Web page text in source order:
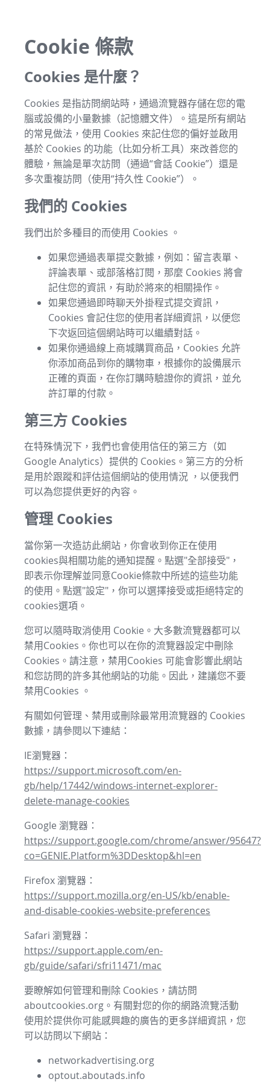
Cookie 條款
Cookies 是什麼？
Cookies 是指訪問網站時，通過流覽器存儲在您的電
腦或設備的小量數據（記憶體文件）。這是所有網站
的常見做法，使用 Cookies 來記住您的偏好並啟用
基於 Cookies 的功能（比如分析工具）來改善您的
體驗，無論是單次訪問（通過“會話 Cookie”）還是
多次重複訪問（使用“持久性 Cookie”）。
我們的 Cookies
我們出於多種目的而使用 Cookies 。
如果您通過表單提交數據，例如：留言表單、
評論表單、或部落格訂閱，那麼 Cookies 將會
記住您的資訊，有助於將來的相關操作。
如果您通過即時聊天外掛程式提交資訊，
Cookies 會記住您的使用者詳細資訊，以便您
下次返回這個網站時可以繼續對話。
如果你通過線上商城購買商品，Cookies 允許
你添加商品到你的購物車，根據你的設備展示
正確的頁面，在你訂購時驗證你的資訊，並允
許訂單的付款。
第三方 Cookies
在特殊情況下，我們也會使用信任的第三方（如
Google Analytics）提供的 Cookies。第三方的分析
是用於跟蹤和評估這個網站的使用情況 ，以便我們
可以為您提供更好的內容。
管理 Cookies
當你第一次造訪此網站，你會收到你正在使用
cookies與相關功能的通知提醒。點選"全部接受"，
即表示你理解並同意Cookie條款中所述的這些功能
的使用。點選"設定"，你可以選擇接受或拒絕特定的
cookies選項。
您可以隨時取消使用 Cookie。大多數流覽器都可以
禁用Cookies。你也可以在你的流覽器設定中刪除
Cookies。請注意，禁用Cookies 可能會影響此網站
和您訪問的許多其他網站的功能。因此，建議您不要
禁用Cookies 。
有關如何管理、禁用或刪除最常用流覽器的 Cookies
數據，請參閱以下連結：
IE瀏覽器：
https://support.microsoft.com/en-
gb/help/17442/windows-internet-explorer-
delete-manage-cookies
Google 瀏覽器：
https://support.google.com/chrome/answer/95647?
co=GENIE.Platform%3DDesktop&hl=en
Firefox 瀏覽器：
https://support.mozilla.org/en-US/kb/enable-
and-disable-cookies-website-preferences
Safari 瀏覽器：
https://support.apple.com/en-
gb/guide/safari/sfri11471/mac
要瞭解如何管理和刪除 Cookies，請訪問
aboutcookies.org。有關對您的你的網路流覽活動
使用於提供你可能感興趣的廣告的更多詳細資訊，您
可以訪問以下網站：
networkadvertising.org
optout.aboutads.info